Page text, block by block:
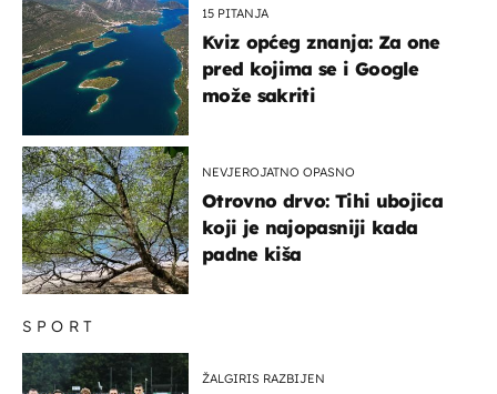
SPORT
ŽALGIRIS RAZBIJEN
15 PITANJA
Kviz općeg znanja: Za one
pred kojima se i Google
može sakriti
NEVJEROJATNO OPASNO
Otrovno drvo: Tihi ubojica
koji je najopasniji kada
padne kiša